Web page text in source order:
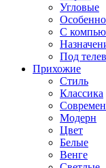
Угловые
С
Под
Прихожие
Стиль
Классика
Модерн
Цвет
Белые
Венге